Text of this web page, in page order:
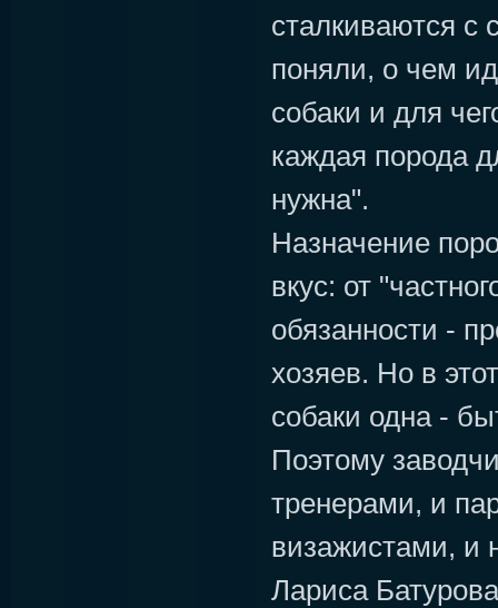
сталкиваются с
поняли, о чем
собаки и для
каждая порода
нужна".
Назначение
вкус: от
обязанности -
хозяев. Но в
собаки одна -
Поэтому
тренерами, и
визажистами, и
Лариса